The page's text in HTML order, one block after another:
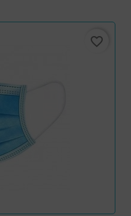
favorite_border